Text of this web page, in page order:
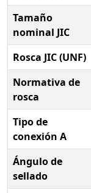
Tamaño
nominal JIC
Rosca JIC (UNF)
Normativa de
rosca
Tipo de
conexión A
Ángulo de
sellado